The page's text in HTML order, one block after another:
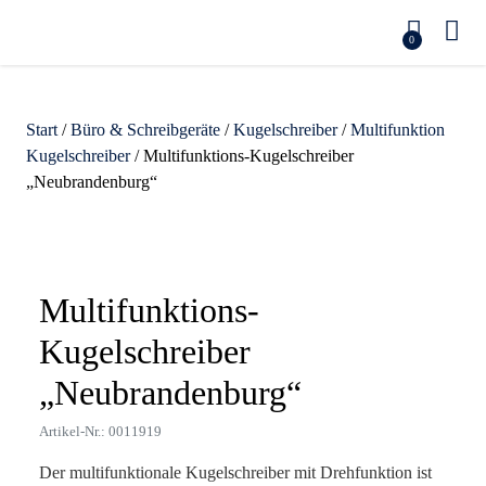
0
Start /Büro & Schreibgeräte /Kugelschreiber/Multifunktion
Kugelschreiber/ Multifunktions-Kugelschreiber
„Neubrandenburg“
Multifunktions-
Kugelschreiber
„Neubrandenburg“
Artikel-Nr.: 0011919
Der multifunktionale Kugelschreiber mit Drehfunktion ist